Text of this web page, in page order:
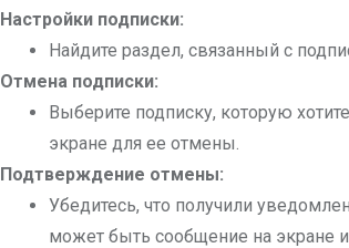
Настройки подписки:
Найдите раздел, связанный с
Отмена подписки:
Выберите подписку, которую
экране для ее отмены.
Подтверждение отмены:
Убедитесь, что получили
может быть сообщение на экране